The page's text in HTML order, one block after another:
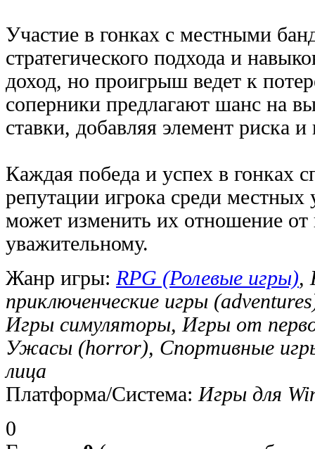
Участие в гонках с местными
стратегического подхода и
доход, но проигрыш ведет к
соперники предлагают шанс на
ставки, добавляя элемент риска
Каждая победа и успех в гонках
репутации игрока среди
может изменить их отношение от
уважительному.
Жанр игры: RPG (Ролевые игры),
приключенческие игры
Игры симуляторы, Игры от
Ужасы (horror), Спортивные
лица
Платформа/Система: Игры для
0